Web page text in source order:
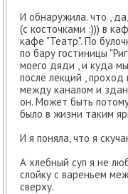
И обнаружила. что ,
(с косточками :))) в
кафе "Театр". По
по бару гостиницы
моего дяди , и куда
после лекций ,
между каналом и
он. Может быть
было в жизни таким
И я поняла, что я
А хлебный суп я не
слойку с вареньем
сверху.